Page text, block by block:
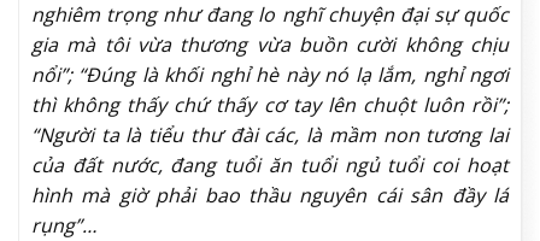
nghiêm trọng như đang lo nghĩ chuyện đại sự quốc
gia mà tôi vừa thương vừa buồn cười không chịu
nổi”; “Đúng là khối nghỉ hè này nó lạ lắm, nghỉ ngơi
thì không thấy chứ thấy cơ tay lên chuột luôn rồi”;
“Người ta là tiểu thư đài các, là mầm non tương lai
của đất nước, đang tuổi ăn tuổi ngủ tuổi coi hoạt
hình mà giờ phải bao thầu nguyên cái sân đầy lá
rụng”…